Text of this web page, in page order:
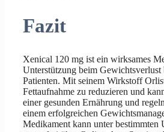
Fazit
Xenical 120 mg ist ein wirksames
Unterstützung beim
Patienten. Mit seinem Wirkstoff
Fettaufnahme zu reduzieren und
einer gesunden Ernährung und
einem erfolgreichen
Medikament kann unter bestimmten